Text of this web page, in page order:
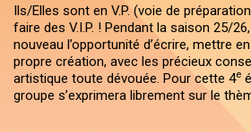
Ils/Elles sont en V.P. (voie de
faire des V.I.P. ! Pendant la saison 25/
nouveau l’opportunité d’écrire, mettre
propre création, avec les précieux
artistique toute dévouée. Pour cette 4e
groupe s’exprimera librement sur le